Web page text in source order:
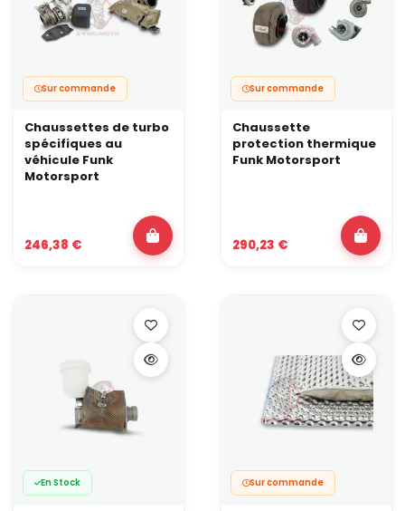
Sur commande
Chaussettes de turbo
spécifiques au
véhicule Funk
Motorsport
246,38 €
Sur commande
Chaussette
protection thermique
Funk Motorsport
290,23 €
En Stock Sur commande